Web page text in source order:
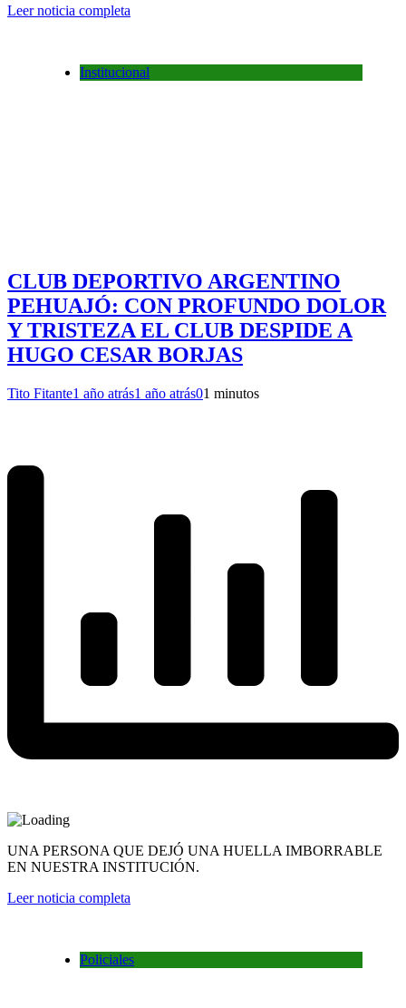
Leer noticia completa
Institucional
CLUB DEPORTIVO ARGENTINO
PEHUAJÓ: CON PROFUNDO DOLOR
Y TRISTEZA EL CLUB DESPIDE A
HUGO CESAR BORJAS
Tito Fitante1 año atrás1 año atrás01 minutos
UNA PERSONA QUE DEJÓ UNA HUELLA IMBORRABLE
EN NUESTRA INSTITUCIÓN.
Leer noticia completa
Policiales